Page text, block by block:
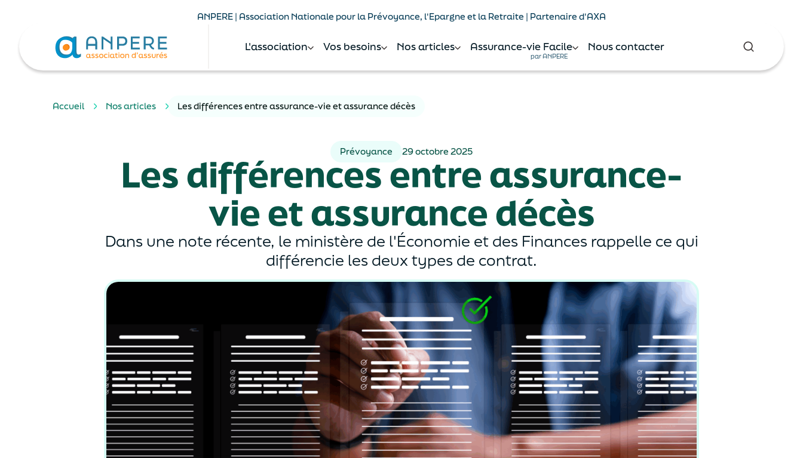
ANPERE | Association Nationale pour la Prévoyance, l'Epargne et la Retraite | Partenaire d'AXA
L'association Vos besoins Nos articles Assurance-vie Facile
par ANPERE
Nous contacter
Accueil Nos articles Les différences entre assurance-vie et assurance décès
Prévoyance 29 octobre 2025
Les différences entre assurance-
vie et assurance décès
Dans une note récente, le ministère de l'Économie et des Finances rappelle ce qui
différencie les deux types de contrat.